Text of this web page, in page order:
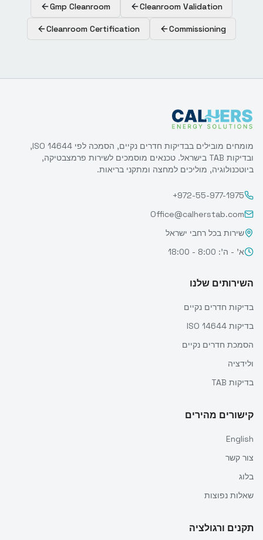
Cleanroom Validation
Gmp Cleanroom
Commissioning
Cleanroom Certification
מומחים מובילים בבדיקות חדרים נקיים, הסמכה לפי ISO 14644,
ובדיקות TAB בישראל. טכנאים מוסמכים לשירות פרמצבטיקה,
ביוטכנולוגיה, מוליכים למחצה ומתקני בריאות.
+972-55-977-1975
Office@calherstab.com
שירות בכל רחבי ישראל
א' - ה': 8:00 - 18:00
השירותים שלנו
בדיקות חדרים נקיים
בדיקות ISO 14644
הסמכת חדרים נקיים
ולידציה
בדיקות TAB
קישורים מהירים
English
צור קשר
בלוג
שאלות נפוצות
תקנים ורגולציה